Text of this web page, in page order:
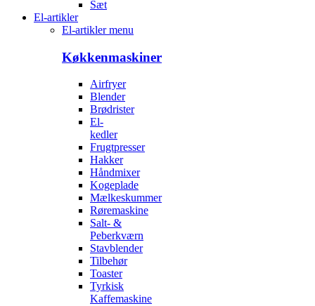
Sæt
El-artikler
El-artikler menu
Køkkenmaskiner
Airfryer
Blender
Brødrister
El-
kedler
Frugtpresser
Hakker
Håndmixer
Kogeplade
Mælkeskummer
Røremaskine
Salt- &
Peberkværn
Stavblender
Tilbehør
Toaster
Tyrkisk
Kaffemaskine